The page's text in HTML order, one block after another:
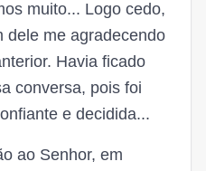
muito... Logo cedo,
dele me agradecendo
Havia ficado
conversa, pois foi
e decidida...
ao Senhor, em